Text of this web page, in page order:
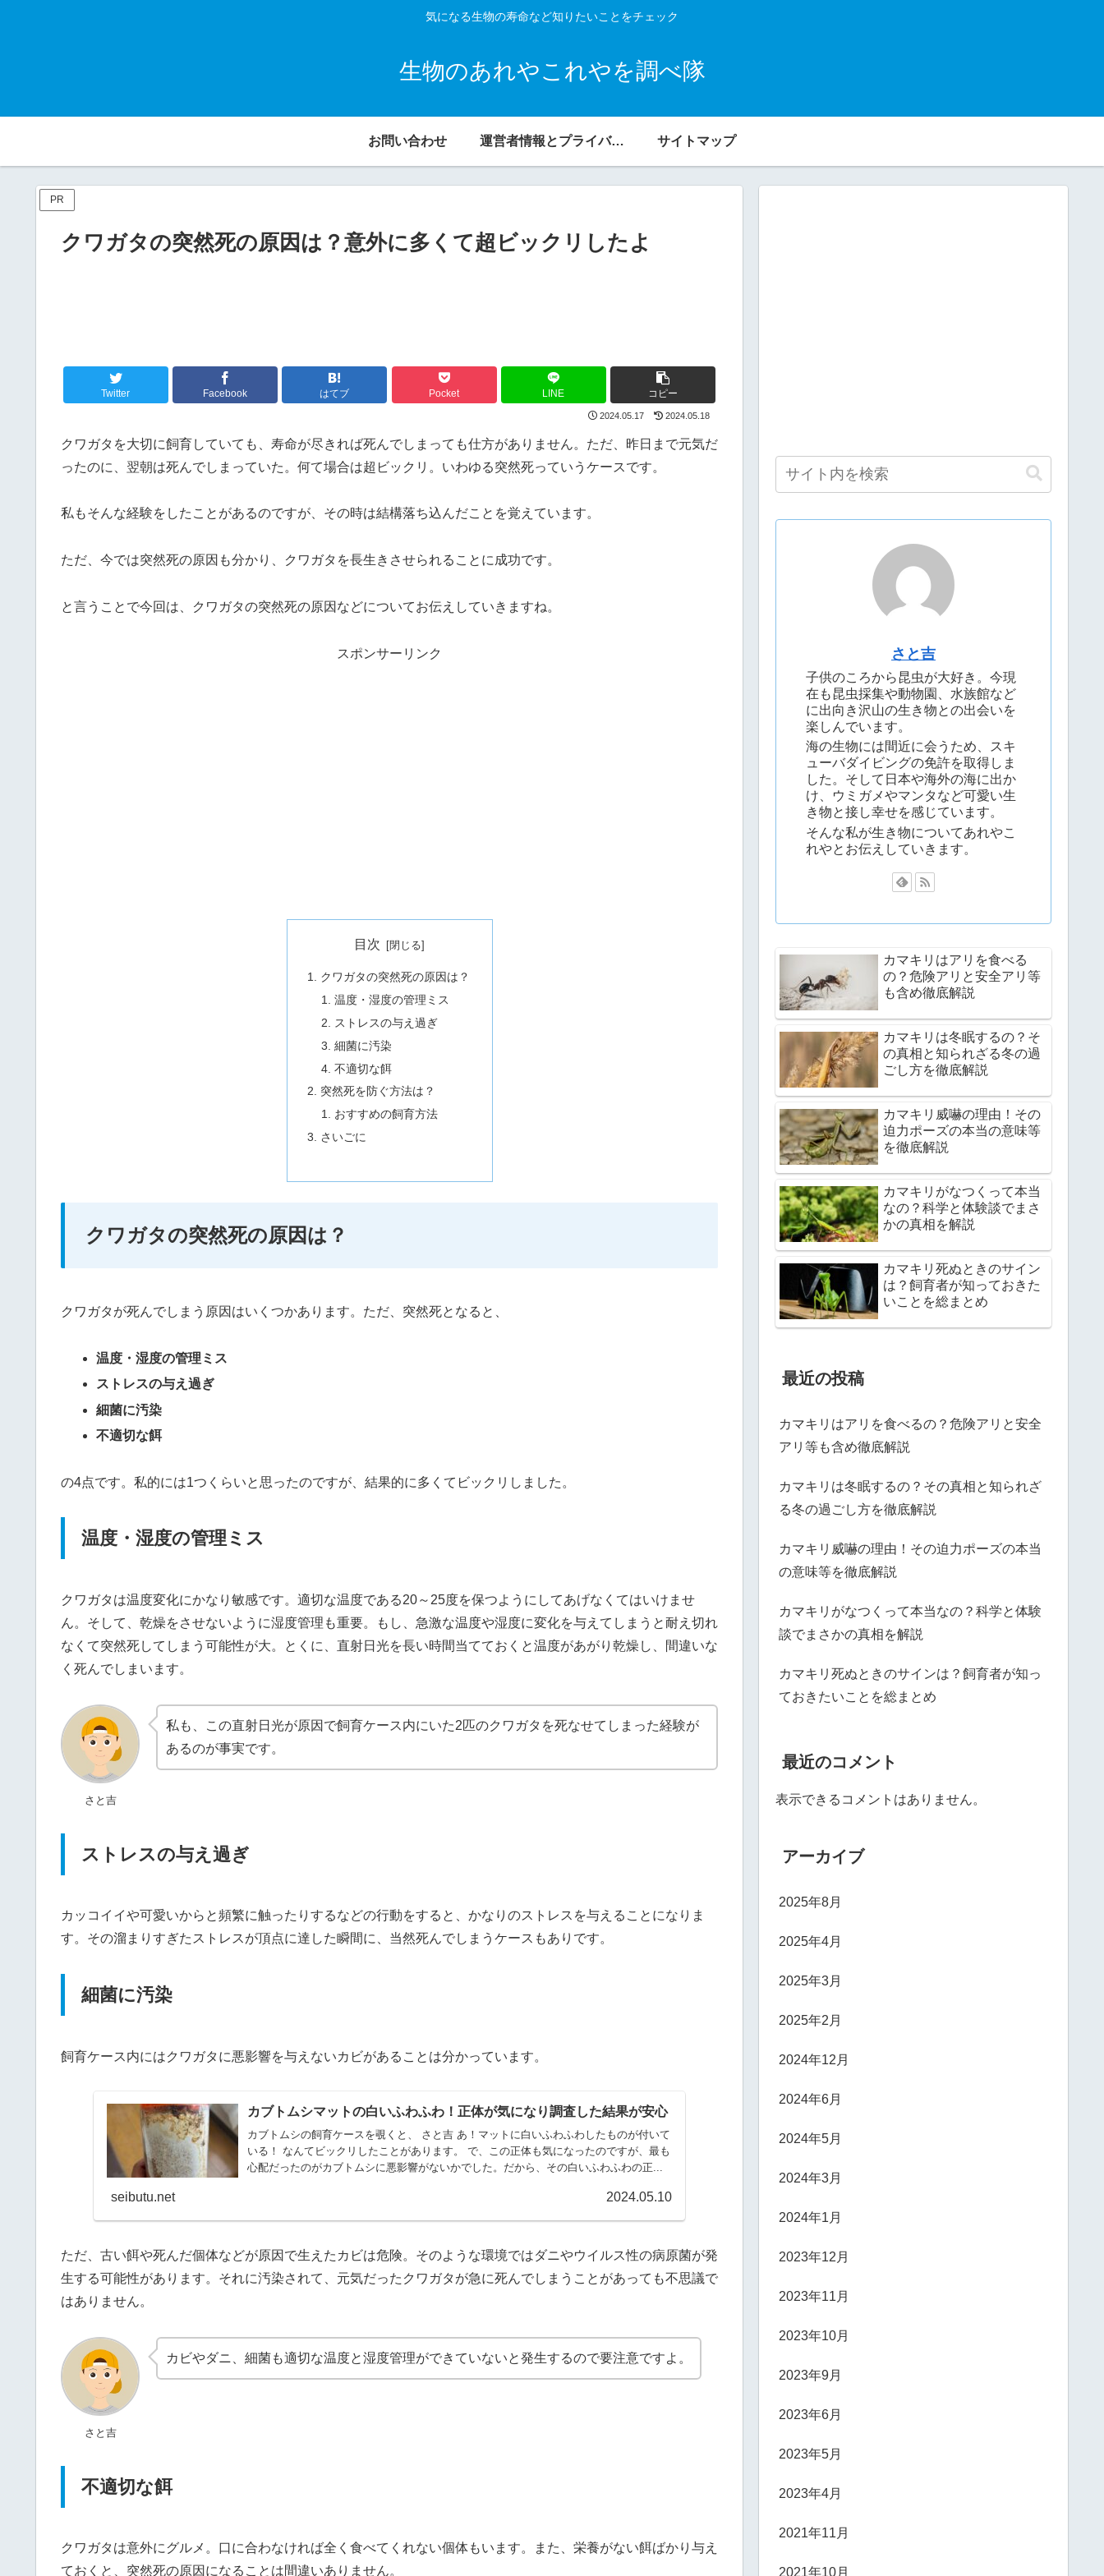
気になる生物の寿命など知りたいことをチェック
生物のあれやこれやを調べ隊
お問い合わせ 運営者情報とプライバシーポリシー サイトマップ
PR
クワガタの突然死の原因は？意外に多くて超ビックリしたよ
Twitter Facebook はてブ Pocket LINE コピー
2024.05.17 2024.05.18
クワガタを大切に飼育していても、寿命が尽きれば死んでしまっても仕方がありません。ただ、昨日まで元気だ
ったのに、翌朝は死んでしまっていた。何て場合は超ビックリ。いわゆる突然死っていうケースです。
私もそんな経験をしたことがあるのですが、その時は結構落ち込んだことを覚えています。
ただ、今では突然死の原因も分かり、クワガタを長生きさせられることに成功です。
と言うことで今回は、クワガタの突然死の原因などについてお伝えしていきますね。
スポンサーリンク
目次
クワガタの突然死の原因は？
温度・湿度の管理ミス
ストレスの与え過ぎ
細菌に汚染
不適切な餌
突然死を防ぐ方法は？
おすすめの飼育方法
さいごに
クワガタの突然死の原因は？
クワガタが死んでしまう原因はいくつかあります。ただ、突然死となると、
温度・湿度の管理ミス
ストレスの与え過ぎ
細菌に汚染
不適切な餌
の4点です。私的には1つくらいと思ったのですが、結果的に多くてビックリしました。
温度・湿度の管理ミス
クワガタは温度変化にかなり敏感です。適切な温度である20～25度を保つようにしてあげなくてはいけませ
ん。そして、乾燥をさせないように湿度管理も重要。もし、急激な温度や湿度に変化を与えてしまうと耐え切れ
なくて突然死してしまう可能性が大。とくに、直射日光を長い時間当てておくと温度があがり乾燥し、間違いな
く死んでしまいます。
さと吉
私も、この直射日光が原因で飼育ケース内にいた2匹のクワガタを死なせてしまった経験が
あるのが事実です。
ストレスの与え過ぎ
カッコイイや可愛いからと頻繁に触ったりするなどの行動をすると、かなりのストレスを与えることになりま
す。その溜まりすぎたストレスが頂点に達した瞬間に、当然死んでしまうケースもありです。
細菌に汚染
飼育ケース内にはクワガタに悪影響を与えないカビがあることは分かっています。
カブトムシマットの白いふわふわ！正体が気になり調査した結果が安心
カブトムシの飼育ケースを覗くと、 さと吉 あ！マットに白いふわふわしたものが付いて
いる！ なんてビックリしたことがあります。 で、この正体も気になったのですが、最も
心配だったのがカブトムシに悪影響がないかでした。だから、その白いふわふわの正...
seibutu.net 2024.05.10
ただ、古い餌や死んだ個体などが原因で生えたカビは危険。そのような環境ではダニやウイルス性の病原菌が発
生する可能性があります。それに汚染されて、元気だったクワガタが急に死んでしまうことがあっても不思議で
はありません。
さと吉
カビやダニ、細菌も適切な温度と湿度管理ができていないと発生するので要注意ですよ。
不適切な餌
クワガタは意外にグルメ。口に合わなければ全く食べてくれない個体もいます。また、栄養がない餌ばかり与え
ておくと、突然死の原因になることは間違いありません。
さと吉
子供のころから昆虫が大好き。今現
在も昆虫採集や動物園、水族館など
に出向き沢山の生き物との出会いを
楽しんでいます。
海の生物には間近に会うため、スキ
ューバダイビングの免許を取得しま
した。そして日本や海外の海に出か
け、ウミガメやマンタなど可愛い生
き物と接し幸せを感じています。
そんな私が生き物についてあれやこ
れやとお伝えしていきます。
カマキリはアリを食べる
の？危険アリと安全アリ等
も含め徹底解説
カマキリは冬眠するの？そ
の真相と知られざる冬の過
ごし方を徹底解説
カマキリ威嚇の理由！その
迫力ポーズの本当の意味等
を徹底解説
カマキリがなつくって本当
なの？科学と体験談でまさ
かの真相を解説
カマキリ死ぬときのサイン
は？飼育者が知っておきた
いことを総まとめ
最近の投稿
カマキリはアリを食べるの？危険アリと安全
アリ等も含め徹底解説
カマキリは冬眠するの？その真相と知られざ
る冬の過ごし方を徹底解説
カマキリ威嚇の理由！その迫力ポーズの本当
の意味等を徹底解説
カマキリがなつくって本当なの？科学と体験
談でまさかの真相を解説
カマキリ死ぬときのサインは？飼育者が知っ
ておきたいことを総まとめ
最近のコメント
表示できるコメントはありません。
アーカイブ
2025年8月
2025年4月
2025年3月
2025年2月
2024年12月
2024年6月
2024年5月
2024年3月
2024年1月
2023年12月
2023年11月
2023年10月
2023年9月
2023年6月
2023年5月
2023年4月
2021年11月
2021年10月